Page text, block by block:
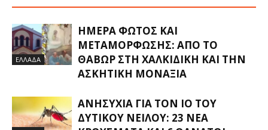
ΕΛΛΑΔΑ
ΗΜΈΡΑ ΦΩΤΌΣ ΚΑΙ
ΜΕΤΑΜΌΡΦΩΣΗΣ: ΑΠΌ ΤΟ
ΘΑΒΏΡ ΣΤΗ ΧΑΛΚΙΔΙΚΉ ΚΑΙ ΤΗΝ
ΑΣΚΗΤΙΚΉ ΜΟΝΑΞΙΆ
ΑΝΗΣΥΧΊΑ ΓΙΑ ΤΟΝ ΙΌ ΤΟΥ
ΔΥΤΙΚΟΎ ΝΕΊΛΟΥ: 23 ΝΈΑ